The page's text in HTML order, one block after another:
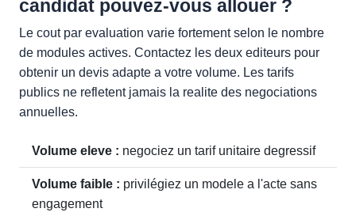
candidat pouvez-vous allouer ?
Le cout par evaluation varie fortement selon le nombre
de modules actives. Contactez les deux editeurs pour
obtenir un devis adapte a votre volume. Les tarifs
publics ne refletent jamais la realite des negociations
annuelles.
Volume eleve : negociez un tarif unitaire degressif
Volume faible : privilégiez un modele a l'acte sans
engagement